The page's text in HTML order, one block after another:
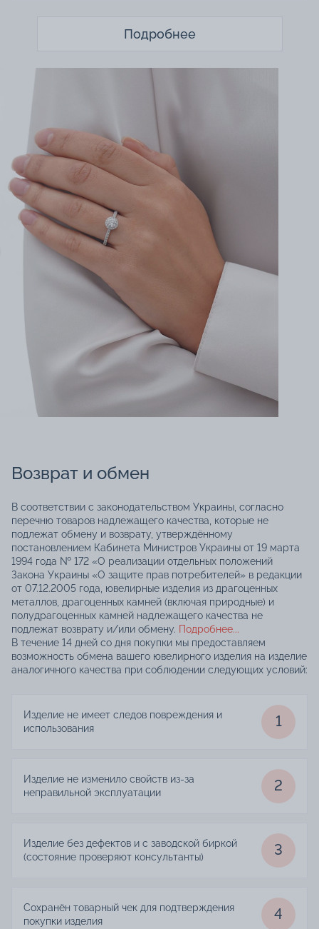
Подробнее
Возврат и обмен
В соответствии с законодательством Украины, согласно
перечню товаров надлежащего качества, которые не
подлежат обмену и возврату, утверждённому
постановлением Кабинета Министров Украины от 19 марта
1994 года № 172 «О реализации отдельных положений
Закона Украины «О защите прав потребителей» в редакции
от 07.12.2005 года, ювелирные изделия из драгоценных
металлов, драгоценных камней (включая природные) и
полудрагоценных камней надлежащего качества не
подлежат возврату и/или обмену. Подробнее...
В течение 14 дней со дня покупки мы предоставляем
возможность обмена вашего ювелирного изделия на изделие
аналогичного качества при соблюдении следующих условий:
Изделие не имеет следов повреждения и
использования
1
Изделие не изменило свойств из-за
неправильной эксплуатации
2
Изделие без дефектов и с заводской биркой
(состояние проверяют консультанты)
3
Сохранён товарный чек для подтверждения
покупки изделия
4